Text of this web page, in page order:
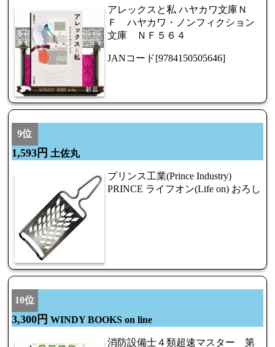
アレックスと私 ハヤカワ文庫Ｎ
Ｆ ハヤカワ・ノンフィクション
文庫 ＮＦ５６４
JANコード[9784150505646]
9位
1,593円 土佐丸
プリンス工業(Prince Industry)
PRINCE ライフオン(Life on) おろし
10位
3,300円 WINDY BOOKS on line
消防設備士４類超速マスター 第